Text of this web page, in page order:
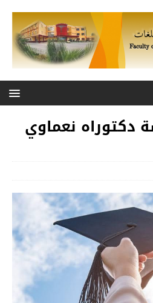
دكتوراه نعماوي